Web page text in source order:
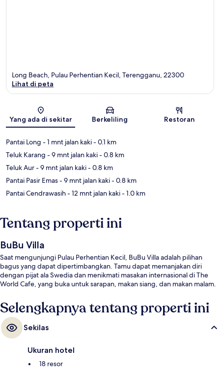
Peta
Long Beach, Pulau Perhentian Kecil, Terengganu, 22300
Lihat di peta
Yang ada di sekitar Berkeliling Restoran
Pantai Long - 1 mnt jalan kaki- 0.1 km
Teluk Karang - 9 mnt jalan kaki- 0.8 km
Teluk Aur- 9 mnt jalan kaki- 0.8 km
Pantai Pasir Emas- 9 mnt jalan kaki- 0.8 km
Pantai Cendrawasih- 12 mnt jalan kaki- 1.0 km
Tentang properti ini
BuBu Villa
Saat mengunjungi Pulau Perhentian Kecil, BuBu Villa adalah pilihan
bagus yang dapat dipertimbangkan. Tamu dapat memanjakan diri
dengan pijat ala Swedia dan menikmati masakan internasional di The
World Cafe, yang buka untuk sarapan, makan siang, dan makan malam.
Selengkapnya tentang properti ini
Sekilas
Ukuran hotel
18 resor